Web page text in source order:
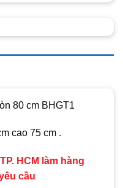
80 cm BHGT1
cao 75 cm .
HCM làm hàng
cầu